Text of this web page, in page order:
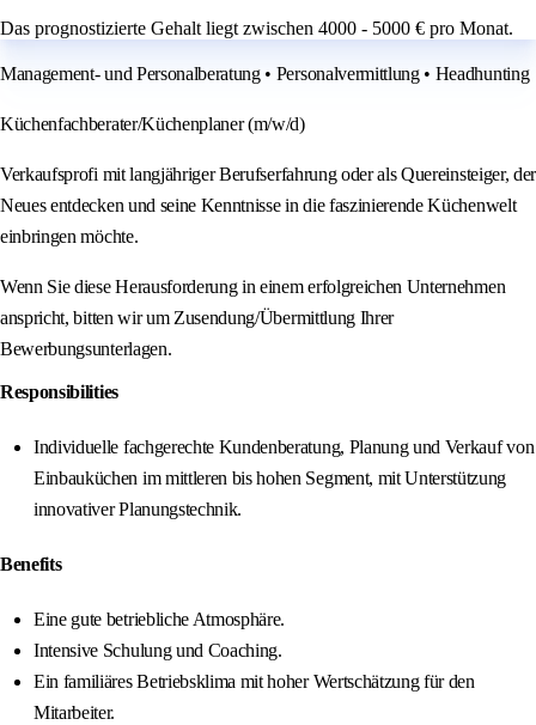
Das prognostizierte Gehalt liegt zwischen 4000 - 5000 € pro Monat.
Management- und Personalberatung • Personalvermittlung • Headhunting
Küchenfachberater/Küchenplaner (m/w/d)
Verkaufsprofi mit langjähriger Berufserfahrung oder als Quereinsteiger, der
Neues entdecken und seine Kenntnisse in die faszinierende Küchenwelt
einbringen möchte.
Wenn Sie diese Herausforderung in einem erfolgreichen Unternehmen
anspricht, bitten wir um Zusendung/Übermittlung Ihrer
Bewerbungsunterlagen.
Responsibilities
Individuelle fachgerechte Kundenberatung, Planung und Verkauf von
Einbauküchen im mittleren bis hohen Segment, mit Unterstützung
innovativer Planungstechnik.
Benefits
Eine gute betriebliche Atmosphäre.
Intensive Schulung und Coaching.
Ein familiäres Betriebsklima mit hoher Wertschätzung für den
Mitarbeiter.